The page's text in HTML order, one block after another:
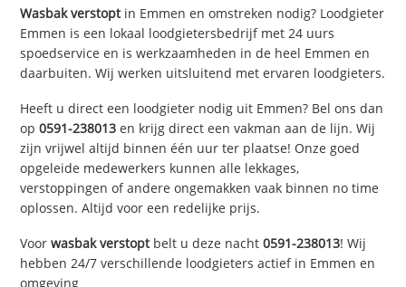
Wasbak verstoptin Emmen en omstreken nodig? Loodgieter
Emmen is een lokaal loodgietersbedrijf met 24 uurs
spoedservice en is werkzaamheden in de heel Emmen en
daarbuiten. Wij werken uitsluitend met ervaren loodgieters.
Heeft u direct een loodgieter nodig uit Emmen? Bel ons dan
op0591-238013 en krijg direct een vakman aan de lijn. Wij
zijn vrijwel altijd binnen één uur ter plaatse! Onze goed
opgeleide medewerkers kunnen alle lekkages,
verstoppingen of andere ongemakken vaak binnen no time
oplossen. Altijd voor een redelijke prijs.
Voorwasbak verstoptbelt u deze nacht0591-238013! Wij
hebben 24/7 verschillende loodgieters actief in Emmen en
omgeving